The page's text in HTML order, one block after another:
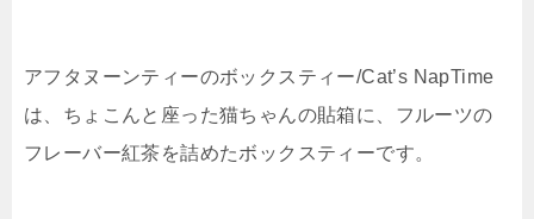
アフタヌーンティーのボックスティー/Cat’s NapTime
は、ちょこんと座った猫ちゃんの貼箱に、フルーツの
フレーバー紅茶を詰めたボックスティーです。